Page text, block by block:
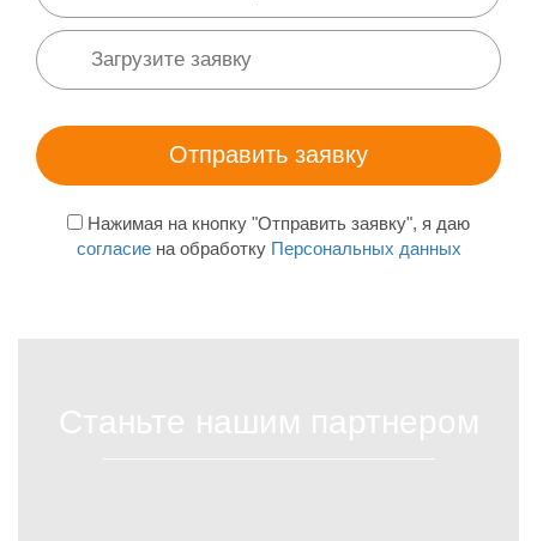
Нажимая на кнопку "Отправить заявку", я даю
согласиена обработку Персональных данных